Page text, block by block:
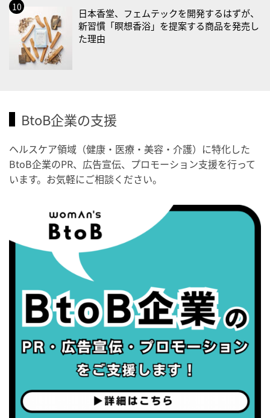
2026/09/03(木)
・がん征圧月間
・世界アルツハイマー月間
・健康増進普及月間
・秋の睡眠の日
・がん征圧月間
・世界アルツハイマー月間
・健康増進普及月間
・職場の健康診断実施強化月間
・世界性の健康デー
2026/09/05(土)
・世界アルツハイマー月間
・健康増進普及月間
・歯ヂカラ探究月間
・職場の健康診断実施強化月間
・がん征圧月間
・世界アルツハイマー月間
日本香堂、フェムテックを開発するはずが、
新習慣「瞑想香浴」を提案する商品を発売し
た理由
BtoB企業の支援
ヘルスケア領域（健康・医療・美容・介護）に特化した
BtoB企業のPR、広告宣伝、プロモーション支援を行って
います。お気軽にご相談ください。